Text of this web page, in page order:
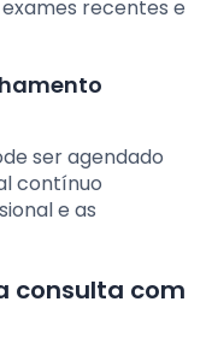
recentes e
ser agendado
contínuo
e as
consulta com